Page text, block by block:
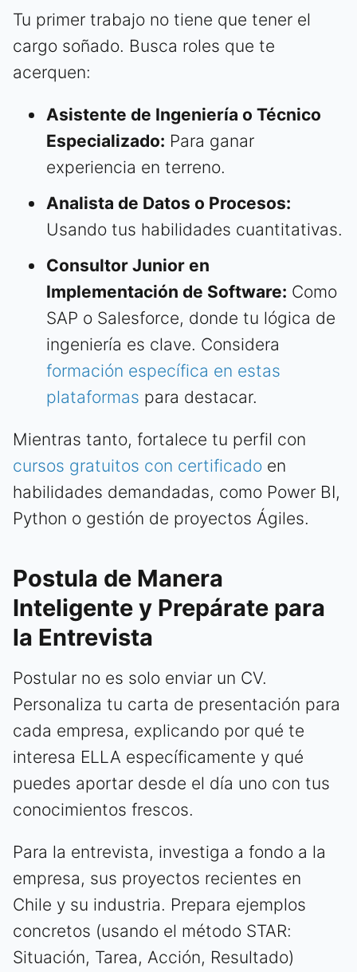
Tu primer trabajo no tiene que tener el
cargo soñado. Busca roles que te
acerquen:
Asistente de Ingeniería o Técnico
Especializado: Para ganar
experiencia en terreno.
Analista de Datos o Procesos:
Usando tus habilidades cuantitativas.
Consultor Junior en
Implementación de Software: Como
SAP o Salesforce, donde tu lógica de
ingeniería es clave. Considera
formación específica en estas
plataformas para destacar.
Mientras tanto, fortalece tu perfil con
cursos gratuitos con certificado en
habilidades demandadas, como Power BI,
Python o gestión de proyectos Ágiles.
Postula de Manera
Inteligente y Prepárate para
la Entrevista
Postular no es solo enviar un CV.
Personaliza tu carta de presentación para
cada empresa, explicando por qué te
interesa ELLA específicamente y qué
puedes aportar desde el día uno con tus
conocimientos frescos.
Para la entrevista, investiga a fondo a la
empresa, sus proyectos recientes en
Chile y su industria. Prepara ejemplos
concretos (usando el método STAR:
Situación, Tarea, Acción, Resultado)